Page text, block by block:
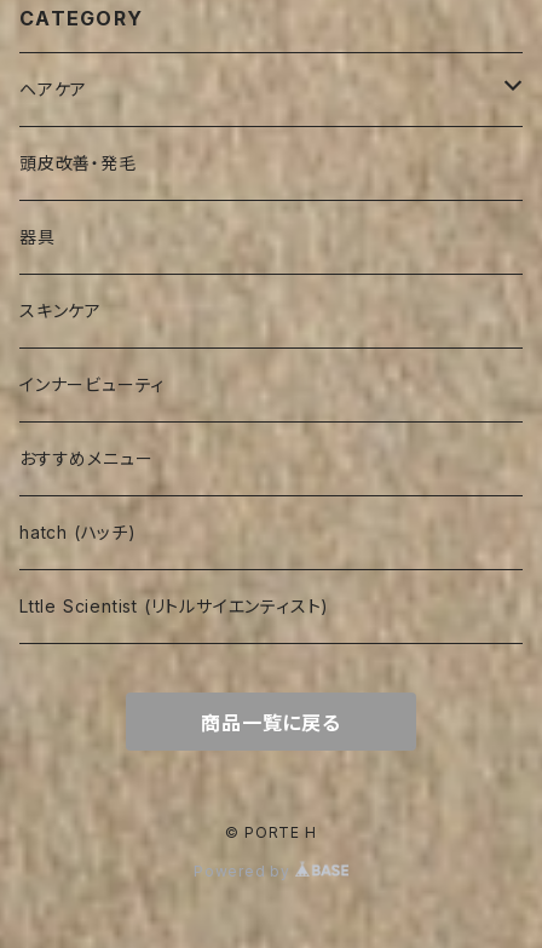
CATEGORY
ヘアケア
シャンプー
インバストリートメント
アウトバストリートメント
頭皮改善・発毛
器具
スキンケア
インナービューティ
おすすめメニュー
hatch (ハッチ)
Lttle Scientist (リトルサイエンティスト)
商品一覧に戻る
© PORTE H
Powered by